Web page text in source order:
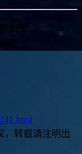
画图，一个人，
盘”。
，转载请注明出